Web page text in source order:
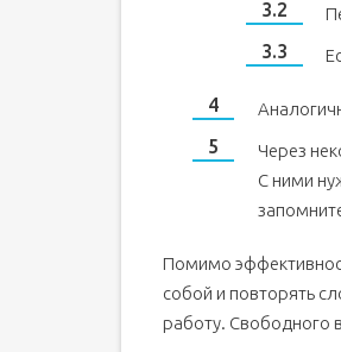
Через
С ними
Помимо
собой и повторять
работу. Свободного